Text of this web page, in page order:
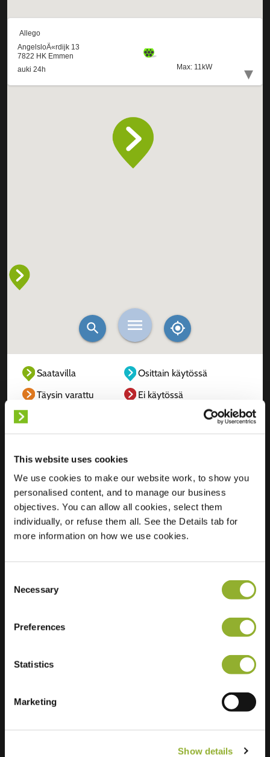
This website uses cookies
We use cookies to make our website work, to show you
personalised content, and to manage our business
objectives. You can allow all cookies, select them
individually, or refuse them all. See the Details tab for
more information on how we use cookies.
Selection
Necessary
Preferences
Statistics
Marketing
Show details
Saatavilla
Osittain käytössä
Täysin varattu
Ei käytössä
Sijainti
AngelsloÃ "rdijk 13
7822 HK Emmen
Alankomaat